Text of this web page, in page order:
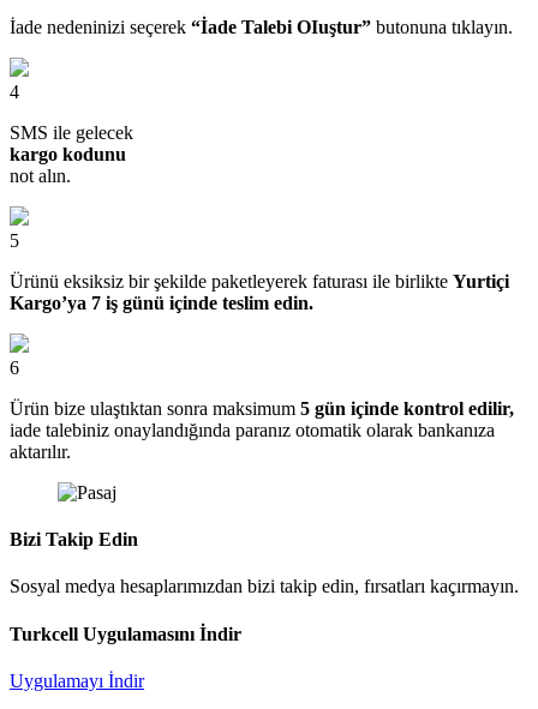
İade nedeninizi seçerek “İade Talebi OIuştur” butonuna tıklayın.
4
SMS ile gelecek
kargo kodunu
not alın.
5
Ürünü eksiksiz bir şekilde paketleyerek faturası ile birlikte Yurtiçi
Kargo’ya 7 iş günü içinde teslim edin.
6
Ürün bize ulaştıktan sonra maksimum 5 gün içinde kontrol edilir,
iade talebiniz onaylandığında paranız otomatik olarak bankanıza
aktarılır.
Bizi Takip Edin
Sosyal medya hesaplarımızdan bizi takip edin, fırsatları kaçırmayın.
Turkcell Uygulamasını İndir
Uygulamayı İndir